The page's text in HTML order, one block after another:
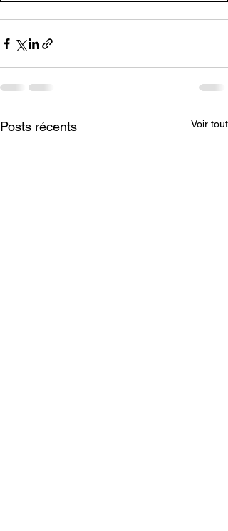
Posts récents Voir tout